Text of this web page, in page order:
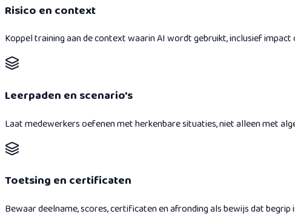
Risico en context
Koppel training aan de context waarin AI wordt gebruikt, inclusief
Leerpaden en scenario's
Laat medewerkers oefenen met herkenbare situaties, niet alleen met
Toetsing en certificaten
Bewaar deelname, scores, certificaten en afronding als bewijs dat begrip